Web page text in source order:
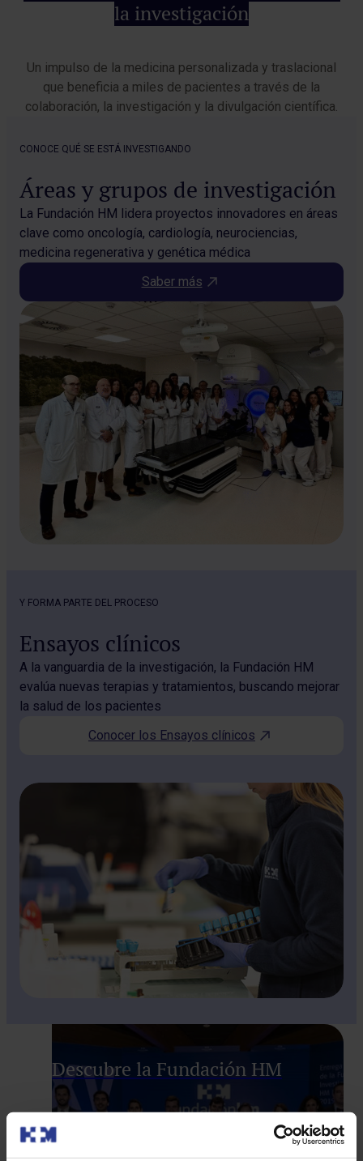
la investigación
Un impulso de la medicina personalizada y traslacional
que beneficia a miles de pacientes a través de la
colaboración, la investigación y la divulgación científica.
CONOCE QUÉ SE ESTÁ INVESTIGANDO
Áreas y grupos de investigación
La Fundación HM lidera proyectos innovadores en áreas
clave como oncología, cardiología, neurociencias,
medicina regenerativa y genética médica
Saber más
Y FORMA PARTE DEL PROCESO
Ensayos clínicos
A la vanguardia de la investigación, la Fundación HM
evalúa nuevas terapias y tratamientos, buscando mejorar
la salud de los pacientes
Conocer los Ensayos clínicos
Descubre la Fundación HM